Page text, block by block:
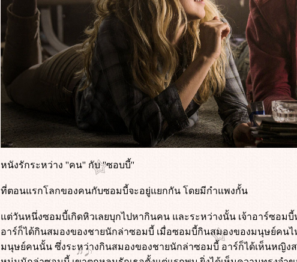
หนังรักระหว่าง ''คน'' กับ ''ซอบบี้''
ที่ตอนแรกโลกของคนกับซอมบี้จะอยู่แยกกัน โดยมีกำแพงกั้น
ต่วันหนึ่งซอมบี้เกิดหิวเลยบุกไปหากินคน และระหว่างนั้น เจ้าอาร์ซอม
อาร์ก็ได้กินสมองของชายนักล่าซอมบี้ เมื่อซอมบี้กินสมองของมนุษย์คนไ
มนุษย์คนนั้น ซึ่งระหว่างกินสมองของชายนักล่าซอมบี้ อาร์ก็ได้เห็นหญิง